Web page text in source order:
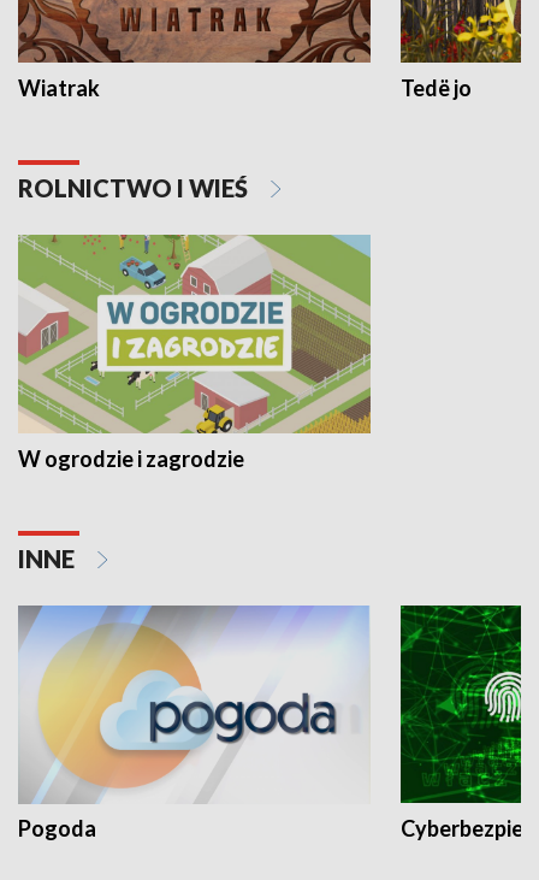
Wiatrak Tedë jo
ROLNICTWO I WIEŚ
W ogrodzie i zagrodzie
INNE
Pogoda